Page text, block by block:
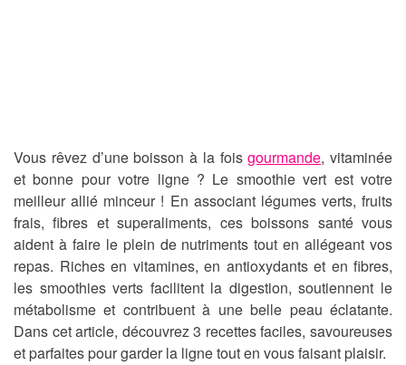
Vous rêvez d’une boisson à la foisgourmande, vitaminée
et bonne pour votre ligne ? Le smoothie vert est votre
meilleur allié minceur ! En associant légumes verts, fruits
frais, fibres et superaliments, ces boissons santé vous
aident à faire le plein de nutriments tout en allégeant vos
repas. Riches en vitamines, en antioxydants et en fibres,
les smoothies verts facilitent la digestion, soutiennent le
métabolisme et contribuent à une belle peau éclatante.
Dans cet article, découvrez 3 recettes faciles, savoureuses
et parfaites pour garder la ligne tout en vous faisant plaisir.